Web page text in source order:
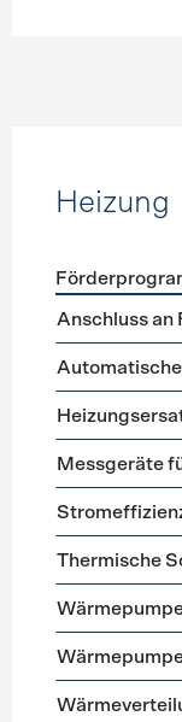
Heizung
Anschluss an
Messgeräte
Thermische